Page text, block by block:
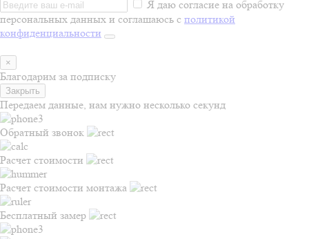
Я даю согласие на обработку
персональных данных и соглашаюсь с политикой
конфиденциальности
×
Благодарим за подписку
Закрыть
Передаем данные, нам нужно несколько секунд
Обратный звонок
Расчет стоимости
Расчет стоимости монтажа
Бесплатный замер